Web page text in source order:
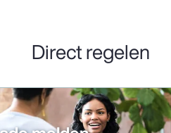
Direct regelen